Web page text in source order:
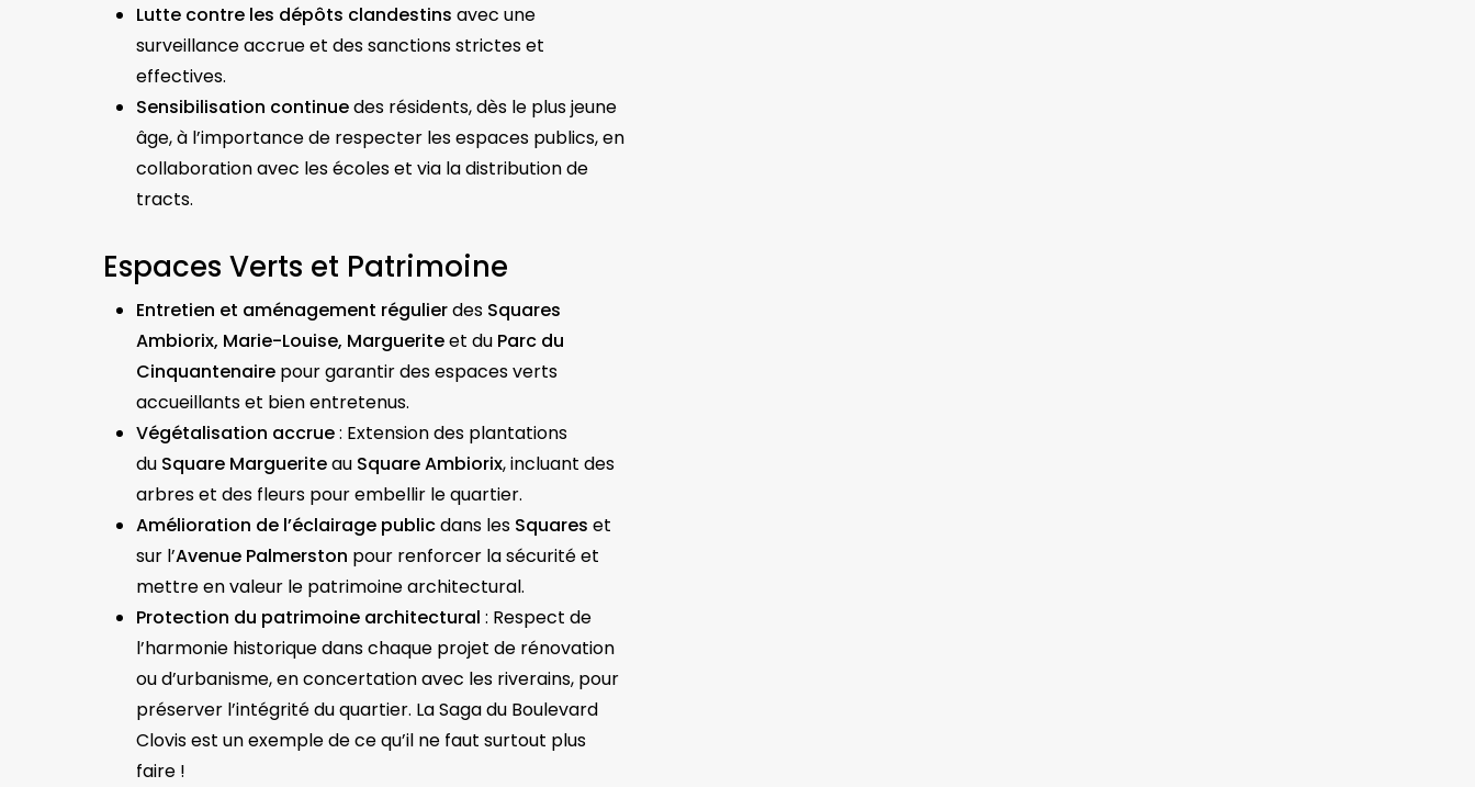
Lutte contre les dépôts clandestins avec une
surveillance accrue et des sanctions strictes et
effectives.
Sensibilisation continuedes résidents, dès le plus jeune
âge, à l’importance de respecter les espaces publics, en
collaboration avec les écoles et via la distribution de
tracts.
Espaces Verts et Patrimoine
Entretien et aménagement régulierdes Squares
Ambiorix, Marie-Louise, Margueriteet du Parc du
Cinquantenaire pour garantir des espaces verts
accueillants et bien entretenus.
Végétalisation accrue: Extension des plantations
du Square Margueriteau Square Ambiorix, incluant des
arbres et des fleurs pour embellir le quartier.
Amélioration de l’éclairage publicdans les Squares et
sur l’Avenue Palmerston pour renforcer la sécurité et
mettre en valeur le patrimoine architectural.
Protection du patrimoine architectural : Respect de
l’harmonie historique dans chaque projet de rénovation
ou d’urbanisme, en concertation avec les riverains, pour
préserver l’intégrité du quartier. La Saga du Boulevard
Clovis est un exemple de ce qu’il ne faut surtout plus
faire !